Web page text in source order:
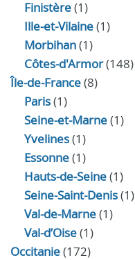
Finistère(1)
Ille-et-Vilaine(1)
Morbihan(1)
Côtes-d'Armor(148)
Île-de-France(8)
Paris(1)
Seine-et-Marne(1)
Yvelines(1)
Essonne(1)
Hauts-de-Seine(1)
Seine-Saint-Denis(1)
Val-de-Marne(1)
Val-d’Oise(1)
Occitanie(172)